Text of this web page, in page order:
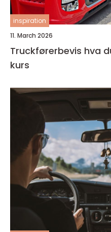
inspiration
11. March 2026
Truckførerbevis hva du må vite før du tar
kurs